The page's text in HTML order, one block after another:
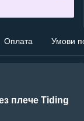
Оплата Умови
плече Tiding